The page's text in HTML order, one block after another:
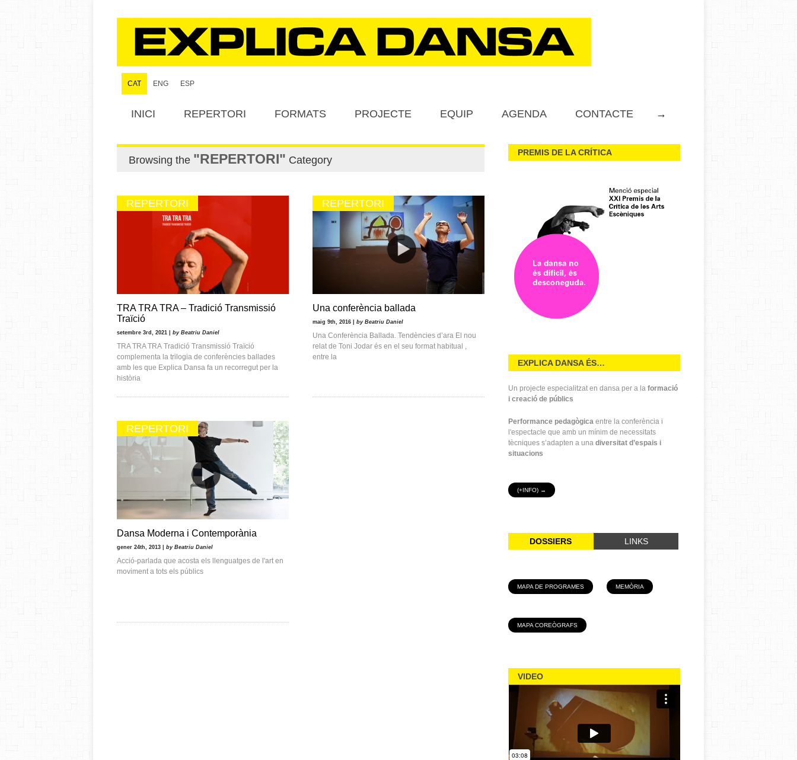
CAT ENG ESP
INICI REPERTORI FORMATS PROJECTE EQUIP AGENDA CONTACTE →
Browsing the "REPERTORI" Category
REPERTORI
TRA TRA TRA – Tradició Transmissió
Traïció
setembre 3rd, 2021 | by Beatriu Daniel
TRA TRA TRA Tradició Transmissió Traïció
complementa la trilogia de conferències ballades
amb les que Explica Dansa fa un recorregut per la
història
REPERTORI
Una conferència ballada
maig 9th, 2016 | by Beatriu Daniel
Una Conferència Ballada. Tendències d’ara El nou
relat de Toni Jodar és en el seu format habitual ,
entre la
REPERTORI
Dansa Moderna i Contemporània
gener 24th, 2013 | by Beatriu Daniel
Acció-parlada que acosta els llenguatges de l'art en
moviment a tots els públics
PREMIS DE LA CRÍTICA
EXPLICA DANSA ÉS…
Un projecte especialitzat en dansa per a la formació
i creació de públics
Performance pedagògica entre la conferència i
l'espectacle que amb un mínim de necessitats
tècniques s’adapten a una diversitat d’espais i
situacions
(+INFO) →
DOSSIERS LINKS
MAPA DE PROGRAMES MEMÒRIA
MAPA COREÒGRAFS
VIDEO